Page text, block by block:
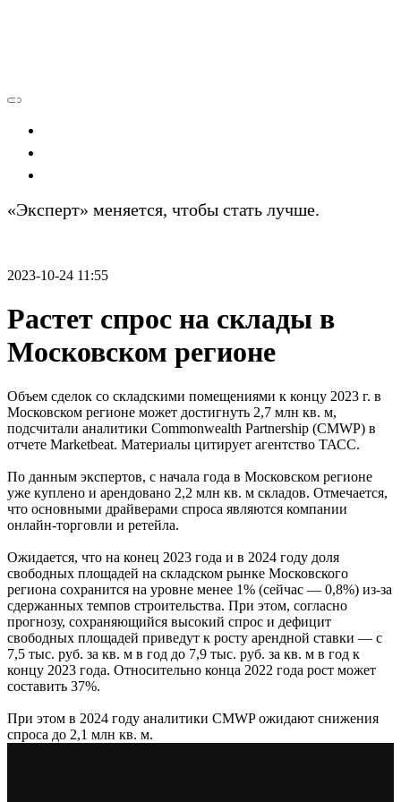
«Эксперт» меняется, чтобы стать лучше.
2023-10-24 11:55
Растет спрос на склады в
Московском регионе
Объем сделок со складскими помещениями к концу 2023 г. в
Московском регионе может достигнуть 2,7 млн кв. м,
подсчитали аналитики Commonwealth Partnership (CMWP) в
отчете Marketbeat. Материалы цитирует агентство ТАСС.
По данным экспертов, с начала года в Московском регионе
уже куплено и арендовано 2,2 млн кв. м складов. Отмечается,
что основными драйверами спроса являются компании
онлайн-торговли и ретейла.
Ожидается, что на конец 2023 года и в 2024 году доля
свободных площадей на складском рынке Московского
региона сохранится на уровне менее 1% (сейчас — 0,8%) из-за
сдержанных темпов строительства. При этом, согласно
прогнозу, сохраняющийся высокий спрос и дефицит
свободных площадей приведут к росту арендной ставки — с
7,5 тыс. руб. за кв. м в год до 7,9 тыс. руб. за кв. м в год к
концу 2023 года. Относительно конца 2022 года рост может
составить 37%.
При этом в 2024 году аналитики CMWP ожидают снижения
спроса до 2,1 млн кв. м.